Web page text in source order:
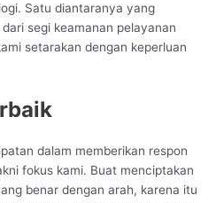
Satu diantaranya yang
segi keamanan pelayanan
setarakan dengan keperluan
dalam memberikan respon
fokus kami. Buat menciptakan
benar dengan arah, karena itu